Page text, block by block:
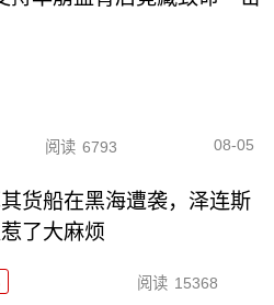
阅读 6793 08-05
货船在黑海遭袭，泽连斯
了大麻烦
阅读 15368